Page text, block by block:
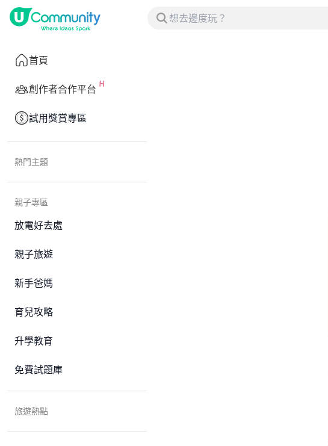
首頁
創作者合作平台
試用獎賞專區
熱門主題
親子專區
放電好去處
親子旅遊
新手爸媽
育兒攻略
升學教育
免費試題庫
旅遊熱點